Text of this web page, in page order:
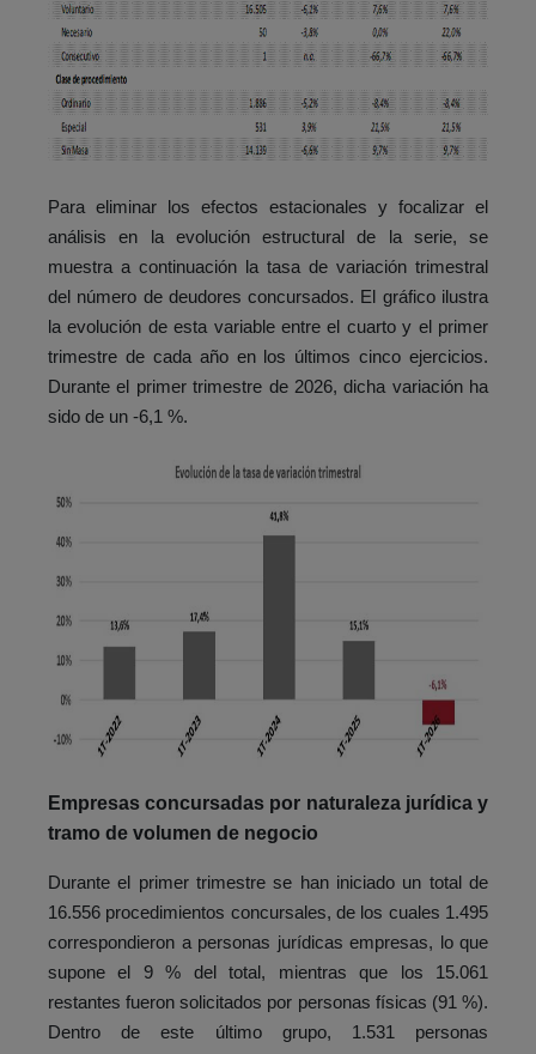
Para eliminar los efectos estacionales y focalizar el
análisis en la evolución estructural de la serie, se
muestra a continuación la tasa de variación trimestral
del número de deudores concursados. El gráfico ilustra
la evolución de esta variable entre el cuarto y el primer
trimestre de cada año en los últimos cinco ejercicios.
Durante el primer trimestre de 2026, dicha variación ha
sido de un -6,1 %.
Empresas concursadas por naturaleza jurídica y
tramo de volumen de negocio
Durante el primer trimestre se han iniciado un total de
16.556 procedimientos concursales, de los cuales 1.495
correspondieron a personas jurídicas empresas, lo que
supone el 9 % del total, mientras que los 15.061
restantes fueron solicitados por personas físicas (91 %).
Dentro de este último grupo, 1.531 personas